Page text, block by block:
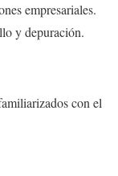
empresariales.
y depuración.
con el